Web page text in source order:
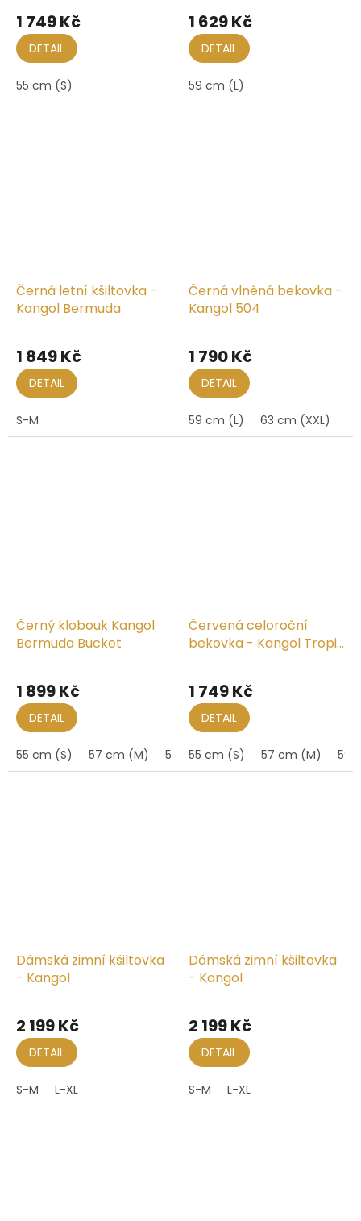
1 749 Kč
DETAIL
55 cm (S)
1 629 Kč
DETAIL
59 cm (L)
Černá letní kšiltovka -
Kangol Bermuda
1 849 Kč
DETAIL
S-M
Černá vlněná bekovka -
Kangol 504
1 790 Kč
DETAIL
59 cm (L) 63 cm (XXL)
Černý klobouk Kangol
Bermuda Bucket
1 899 Kč
DETAIL
55 cm (S) 57 cm (M) 59 cm (L) 61 cm (XL)
Červená celoroční
bekovka - Kangol Tropic
1 749 Kč
DETAIL
55 cm (S) 57 cm (M) 59
Dámská zimní kšiltovka
- Kangol
2 199 Kč
DETAIL
S-M L-XL
Dámská zimní kšiltovka
- Kangol
2 199 Kč
DETAIL
S-M L-XL